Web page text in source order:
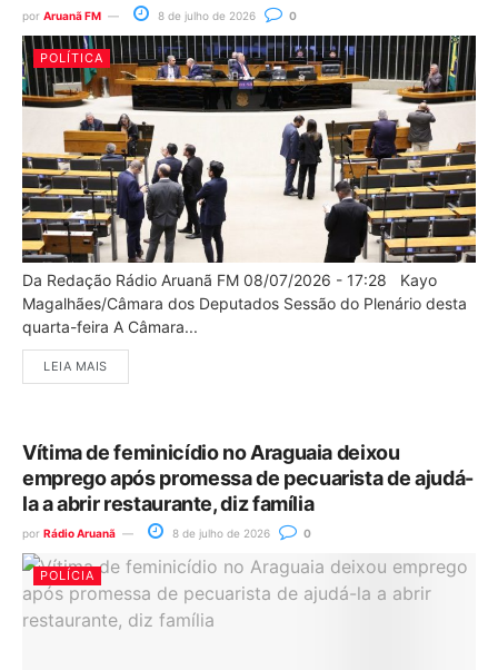
por Aruanã FM 8 de julho de 2026 0
POLÍTICA
Da Redação Rádio Aruanã FM 08/07/2026 - 17:28 Kayo
Magalhães/Câmara dos Deputados Sessão do Plenário desta
quarta-feira A Câmara...
LEIA MAIS
Vítima de feminicídio no Araguaia deixou
emprego após promessa de pecuarista de ajudá-
la a abrir restaurante, diz família
por Rádio Aruanã 8 de julho de 2026 0
POLÍCIA